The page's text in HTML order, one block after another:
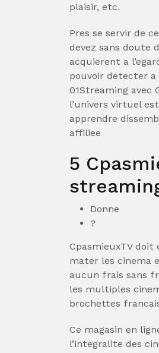
plaisir, etc.
Pres se servir de
devez sans doute
acquierent a
pouvoir detecter a
01Streaming avec
l’univers virtuel
apprendre
affiliee
5
Donne
?
CpasmieuxTV
mater les cinema
aucun frais sans
les multiples
brochettes
Ce magasin en
l’integralite des